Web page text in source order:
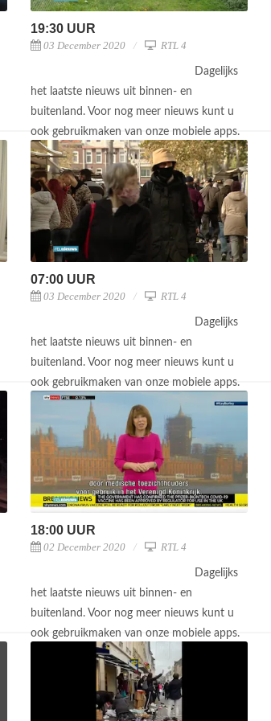
19:30 UUR
03 December 2020 RTL 4
Dagelijks
het laatste nieuws uit binnen- en
buitenland. Voor nog meer nieuws kunt u
ook gebruikmaken van onze mobiele apps.
07:00 UUR
03 December 2020 RTL 4
Dagelijks
het laatste nieuws uit binnen- en
buitenland. Voor nog meer nieuws kunt u
ook gebruikmaken van onze mobiele apps.
18:00 UUR
02 December 2020 RTL 4
Dagelijks
het laatste nieuws uit binnen- en
buitenland. Voor nog meer nieuws kunt u
ook gebruikmaken van onze mobiele apps.